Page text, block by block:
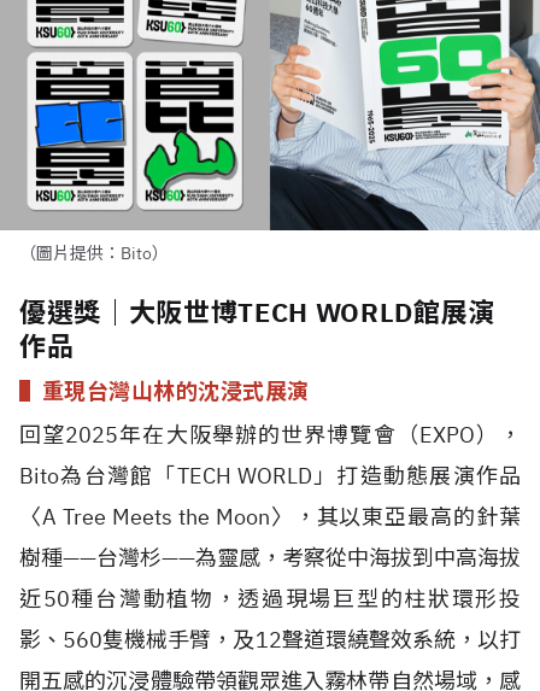
（圖片提供：Bito）
優選獎｜大阪世博TECH WORLD館展演
作品
▌重現台灣山林的沈浸式展演
回望2025年在大阪舉辦的世界博覽會（EXPO），
Bito為台灣館「TECH WORLD」打造動態展演作品
〈A Tree Meets the Moon〉
，其以東亞最高的針葉
樹種——台灣杉——為靈感，考察從中海拔到中高海拔
近50種台灣動植物，透過現場巨型的柱狀環形投
影、 560隻機械手臂，及12聲道環繞聲效系統，以打
開五感的沉浸體驗帶領觀眾進入霧林帶自然場域，感